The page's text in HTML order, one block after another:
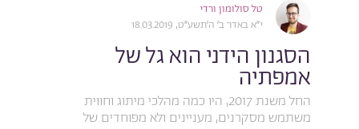
טל סולומון ורדי
י״א באדר ב׳ ה׳תשע״ט, 18.03.2019
הסגנון הידני הוא גל של
אמפתיה
החל משנת 2017, היו כמה מהלכי מיתוג וחווית
משתמש מסקרנים, מעניינים ולא מפוחדים של